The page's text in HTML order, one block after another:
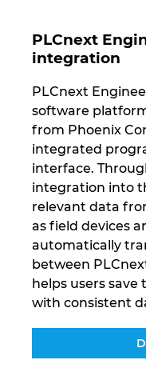
PLCnext
integration
PLCnext
software
from Phoenix
integrated
interface.
integration into
relevant data
as field devices
automatically
between
helps users
with consistent